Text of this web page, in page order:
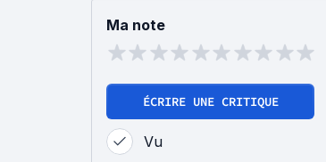
Ma note
ÉCRIRE UNE CRITIQUE
Vu